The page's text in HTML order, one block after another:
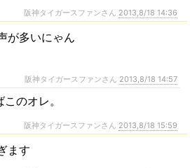
阪神タイガースファンさん 2013,8/18 14:36
が多いにゃん
阪神タイガースファンさん 2013,8/18 14:57
のオレ。
阪神タイガースファンさん 2013,8/18 15:59
ます